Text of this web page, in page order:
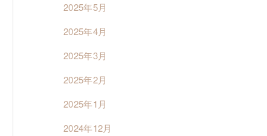
2025年5月
2025年4月
2025年3月
2025年2月
2025年1月
2024年12月